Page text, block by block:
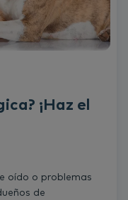
¡Haz el
oído o problemas
de